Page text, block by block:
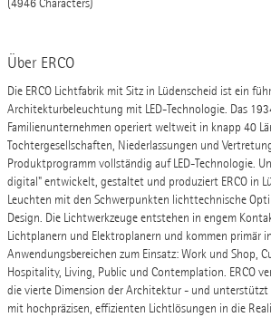
Über ERCO
Die ERCO Lichtfabrik mit Sitz in Lüdenscheid ist ein
Architekturbeleuchtung mit LED-Technologie. Das
Familienunternehmen operiert weltweit in knapp 40
Tochtergesellschaften, Niederlassungen und
Produktprogramm vollständig auf LED-Technologie.
digital" entwickelt, gestaltet und produziert ERCO in
Leuchten mit den Schwerpunkten lichttechnische
Design. Die Lichtwerkzeuge entstehen in engem
Lichtplanern und Elektroplanern und kommen primär
Anwendungsbereichen zum Einsatz: Work und Shop,
Hospitality, Living, Public und Contemplation. ERCO
die vierte Dimension der Architektur - und unterstützt
mit hochpräzisen, effizienten Lichtlösungen in die